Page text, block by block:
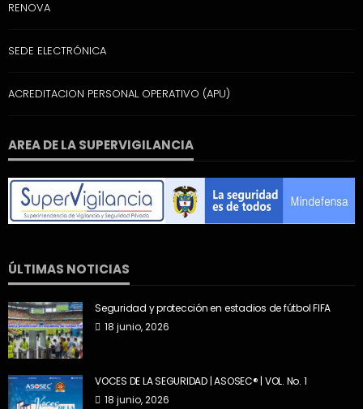
RENOVA
SEDE ELECTRÓNICA
ACREDITACION PERSONAL OPERATIVO (APU)
AREA DE LA SUPERVIGILANCIA
ÚLTIMAS NOTICIAS
Seguridad y protección en estadios de fútbol FIFA
18 junio, 2026
VOCES DE LA SEGURIDAD | ASOSEC® | VOL. No. 1
18 junio, 2026